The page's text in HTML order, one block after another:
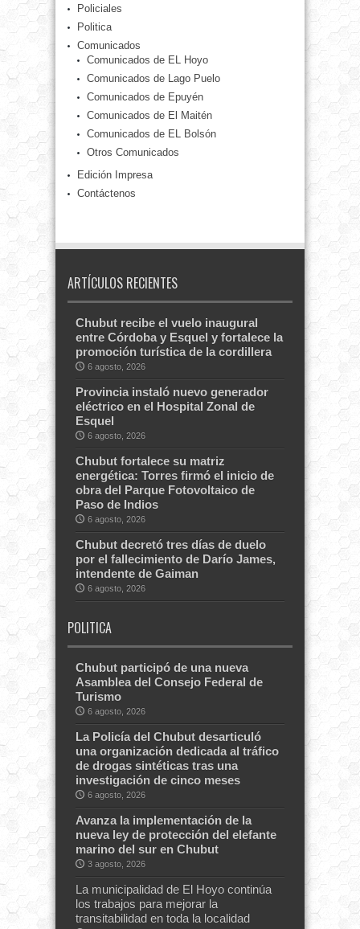
Policiales
Politica
Comunicados
Comunicados de EL Hoyo
Comunicados de Lago Puelo
Comunicados de Epuyén
Comunicados de El Maitén
Comunicados de EL Bolsón
Otros Comunicados
Edición Impresa
Contáctenos
ARTÍCULOS RECIENTES
Chubut recibe el vuelo inaugural
entre Córdoba y Esquel y fortalece la
promoción turística de la cordillera
6 agosto, 2026
Provincia instaló nuevo generador
eléctrico en el Hospital Zonal de
Esquel
6 agosto, 2026
Chubut fortalece su matriz
energética: Torres firmó el inicio de
obra del Parque Fotovoltaico de
Paso de Indios
6 agosto, 2026
Chubut decretó tres días de duelo
por el fallecimiento de Darío James,
intendente de Gaiman
6 agosto, 2026
POLITICA
Chubut participó de una nueva
Asamblea del Consejo Federal de
Turismo
6 agosto, 2026
La Policía del Chubut desarticuló
una organización dedicada al tráfico
de drogas sintéticas tras una
investigación de cinco meses
6 agosto, 2026
Avanza la implementación de la
nueva ley de protección del elefante
marino del sur en Chubut
3 agosto, 2026
La municipalidad de El Hoyo continúa
los trabajos para mejorar la
transitabilidad en toda la localidad